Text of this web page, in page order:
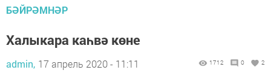
БӘЙРӘМНӘР
Халыкара каһвә көне
admin, 17 апрель 2020 - 11:11 1712 0 2